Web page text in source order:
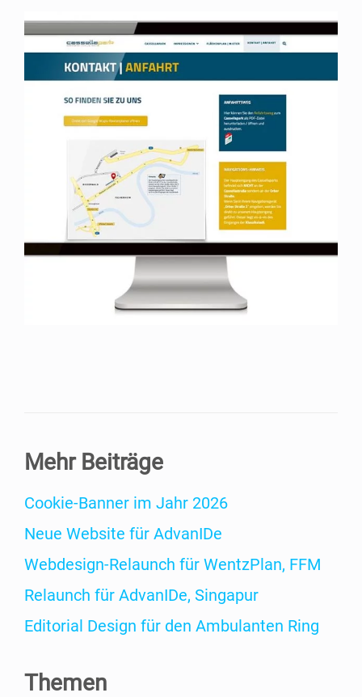
Mehr Bei­trä­ge
Coo­kie-Ban­­ner im Jahr 2026
Neue Web­site für AdvanIDe
Web­­de­­sign-Relaunch für WentzPlan, FFM
Relaunch für Adva­nI­De, Singapur
Edi­to­ri­al Design für den Ambu­lan­ten Ring
The­men